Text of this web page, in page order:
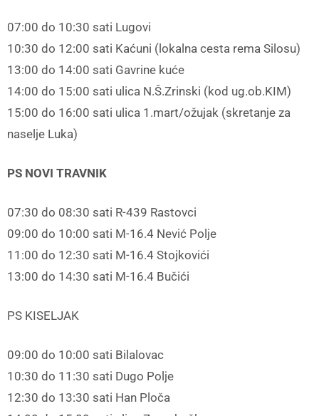
07:00 do 10:30 sati Lugovi
10:30 do 12:00 sati Kaćuni (lokalna cesta rema Silosu)
13:00 do 14:00 sati Gavrine kuće
14:00 do 15:00 sati ulica N.Š.Zrinski (kod ug.ob.KIM)
15:00 do 16:00 sati ulica 1.mart/ožujak (skretanje za
naselje Luka)
PS NOVI TRAVNIK
07:30 do 08:30 sati R-439 Rastovci
09:00 do 10:00 sati M-16.4 Nević Polje
11:00 do 12:30 sati M-16.4 Stojkovići
13:00 do 14:30 sati M-16.4 Bučići
PS KISELJAK
09:00 do 10:00 sati Bilalovac
10:30 do 11:30 sati Dugo Polje
12:30 do 13:30 sati Han Ploča